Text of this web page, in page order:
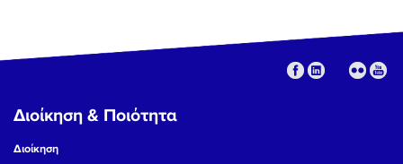
Διοίκηση & Ποιότητα
Διοίκηση